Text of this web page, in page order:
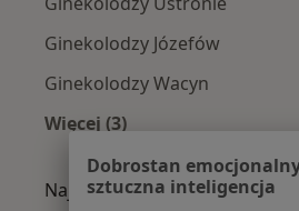
Ginekolodzy Józefów
Ginekolodzy Wacyn
Więcej (3)
Więcej w kategorii:
Najczęście leczone choroby
Dobrostan
sztuczna inteligencja